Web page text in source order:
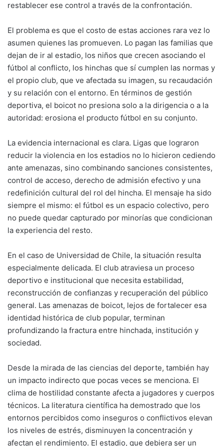
restablecer ese control a través de la confrontación.
El problema es que el costo de estas acciones rara vez lo
asumen quienes las promueven. Lo pagan las familias que
dejan de ir al estadio, los niños que crecen asociando el
fútbol al conflicto, los hinchas que sí cumplen las normas y
el propio club, que ve afectada su imagen, su recaudación
y su relación con el entorno. En términos de gestión
deportiva, el boicot no presiona solo a la dirigencia o a la
autoridad: erosiona el producto fútbol en su conjunto.
La evidencia internacional es clara. Ligas que lograron
reducir la violencia en los estadios no lo hicieron cediendo
ante amenazas, sino combinando sanciones consistentes,
control de acceso, derecho de admisión efectivo y una
redefinición cultural del rol del hincha. El mensaje ha sido
siempre el mismo: el fútbol es un espacio colectivo, pero
no puede quedar capturado por minorías que condicionan
la experiencia del resto.
En el caso de Universidad de Chile, la situación resulta
especialmente delicada. El club atraviesa un proceso
deportivo e institucional que necesita estabilidad,
reconstrucción de confianzas y recuperación del público
general. Las amenazas de boicot, lejos de fortalecer esa
identidad histórica de club popular, terminan
profundizando la fractura entre hinchada, institución y
sociedad.
Desde la mirada de las ciencias del deporte, también hay
un impacto indirecto que pocas veces se menciona. El
clima de hostilidad constante afecta a jugadores y cuerpos
técnicos. La literatura científica ha demostrado que los
entornos percibidos como inseguros o conflictivos elevan
los niveles de estrés, disminuyen la concentración y
afectan el rendimiento. El estadio, que debiera ser un